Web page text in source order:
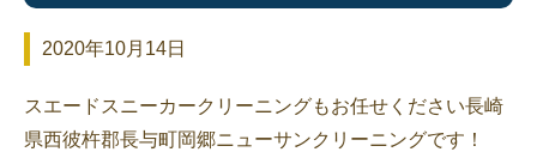
2020年10月14日
スエードスニーカークリーニングもお任せください長崎
県西彼杵郡長与町岡郷ニューサンクリーニングです！